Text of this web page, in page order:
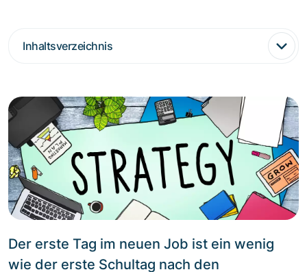
Inhaltsverzeichnis
Der erste Tag im neuen Job ist ein wenig
wie der erste Schultag nach den